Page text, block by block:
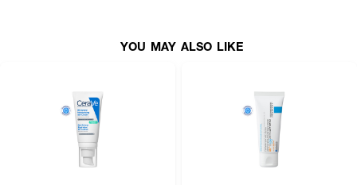
ใช้ทาเพื่อบำรุงผิวหน้า เช้า-เย็น แล้วกดเบาๆให้ซึมเข้าสู่ผิว
YOU MAY ALSO LIKE